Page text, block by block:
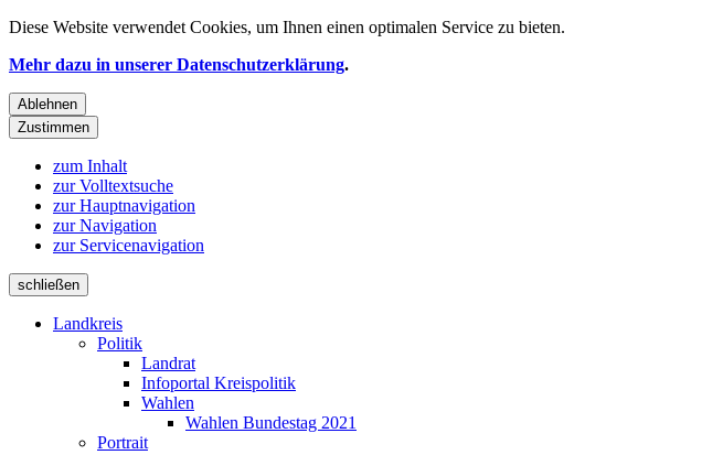
Diese Website verwendet Cookies, um Ihnen einen optimalen Service zu bieten.
Mehr dazu in unserer Datenschutzerklärung.
Ablehnen
Zustimmen
zum Inhalt
zur Volltextsuche
zur Hauptnavigation
zur Navigation
zur Servicenavigation
schließen
Landkreis
Politik
Landrat
Infoportal Kreispolitik
Wahlen
Wahlen Bundestag 2021
Portrait